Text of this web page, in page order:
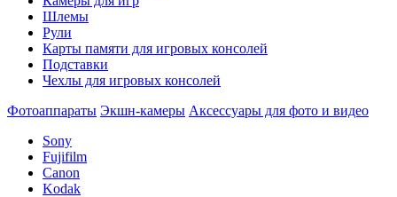
Шлемы
Рули
Карты памяти для игровых консолей
Подставки
Чехлы для игровых консолей
Фотоаппараты Экшн-камеры Аксессуары для фото и видео
Sony
Fujifilm
Canon
Kodak